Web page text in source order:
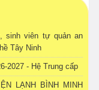
sinh viên tự quản an
Tây Ninh
2027 - Hệ Trung cấp
LẠNH BÌNH MINH